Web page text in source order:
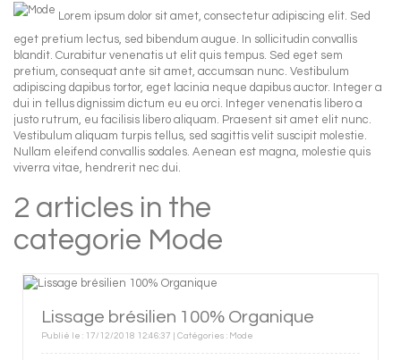
Lorem ipsum dolor sit amet, consectetur adipiscing elit. Sed
eget pretium lectus, sed bibendum augue. In sollicitudin convallis
blandit. Curabitur venenatis ut elit quis tempus. Sed eget sem
pretium, consequat ante sit amet, accumsan nunc. Vestibulum
adipiscing dapibus tortor, eget lacinia neque dapibus auctor. Integer a
dui in tellus dignissim dictum eu eu orci. Integer venenatis libero a
justo rutrum, eu facilisis libero aliquam. Praesent sit amet elit nunc.
Vestibulum aliquam turpis tellus, sed sagittis velit suscipit molestie.
Nullam eleifend convallis sodales. Aenean est magna, molestie quis
viverra vitae, hendrerit nec dui.
2 articles in the
categorie Mode
Lissage brésilien 100% Organique
Publié le : 17/12/2018 12:46:37 | Catégories : Mode